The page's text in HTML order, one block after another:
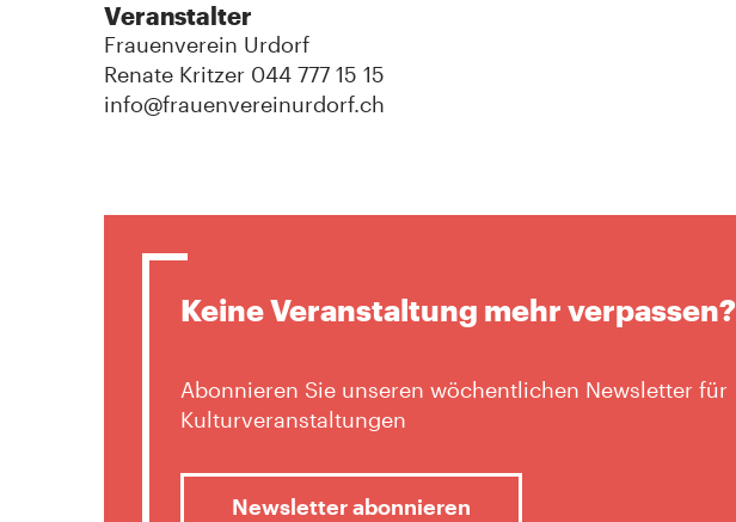
Veranstalter
Frauenverein Urdorf
Renate Kritzer 044 777 15 15
info@frauenvereinurdorf.ch
Keine Veranstaltung mehr verpassen?
Abonnieren Sie unseren wöchentlichen Newsletter für
Kulturveranstaltungen
Newsletter abonnieren